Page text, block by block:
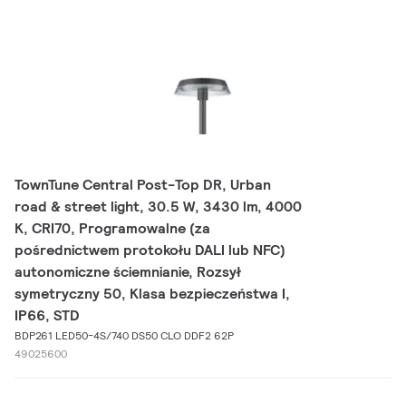
TownTune Central Post-Top DR, Urban
road & street light, 30.5 W, 3430 lm, 4000
K, CRI70, Programowalne (za
pośrednictwem protokołu DALI lub NFC)
autonomiczne ściemnianie, Rozsył
symetryczny 50, Klasa bezpieczeństwa I,
IP66, STD
BDP261 LED50-4S/740 DS50 CLO DDF2 62P
49025600